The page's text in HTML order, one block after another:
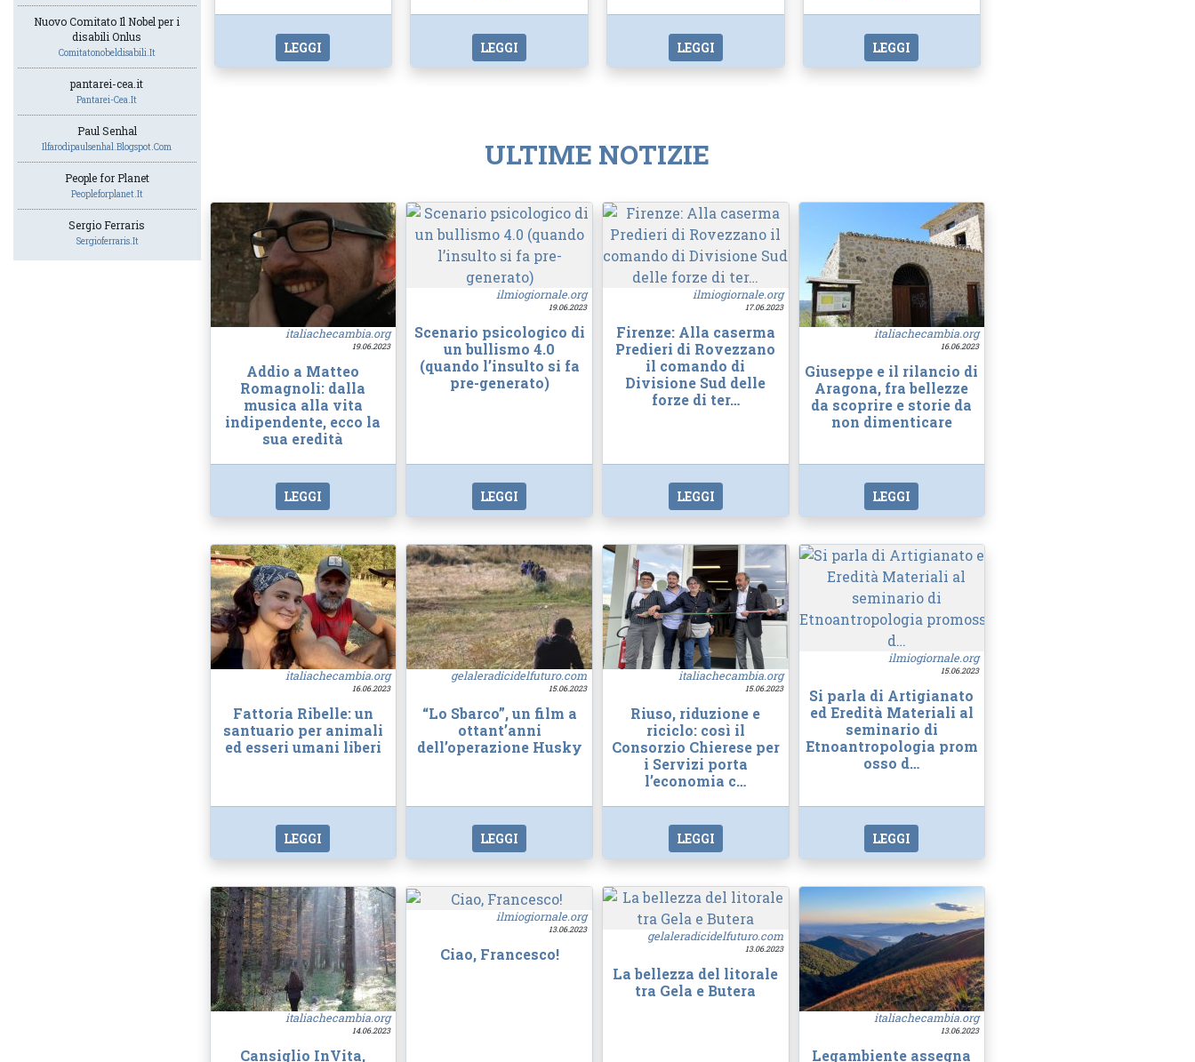
Nuovo Comitato Il Nobel per i
disabili Onlus
Comitatonobeldisabili.it
pantarei-cea.it
Pantarei-Cea.it
Paul Senhal
Ilfarodipaulsenhal.blogspot.com
People for Planet
Peopleforplanet.it
Sergio Ferraris
Sergioferraris.it
LEGGI LEGGI LEGGI LEGGI
ULTIME NOTIZIE
italiachecambia.org
19.06.2023
Addio a Matteo
Romagnoli: dalla
musica alla vita
indipendente, ecco la
sua eredità
LEGGI
ilmiogiornale.org
19.06.2023
Scenario psicologico di
un bullismo 4.0
(quando l’insulto si fa
pre-generato)
LEGGI
ilmiogiornale.org
17.06.2023
Firenze: Alla caserma
Predieri di Rovezzano
il comando di
Divisione Sud delle
forze di ter…
LEGGI
italiachecambia.org
16.06.2023
Giuseppe e il rilancio di
Aragona, fra bellezze
da scoprire e storie da
non dimenticare
LEGGI
italiachecambia.org
16.06.2023
Fattoria Ribelle: un
santuario per animali
ed esseri umani liberi
LEGGI
gelaleradicidelfuturo.com
15.06.2023
“Lo Sbarco”, un film a
ottant’anni
dell’operazione Husky
LEGGI
italiachecambia.org
15.06.2023
Riuso, riduzione e
riciclo: così il
Consorzio Chierese per
i Servizi porta
l’economia c…
LEGGI
ilmiogiornale.org
15.06.2023
Si parla di Artigianato
ed Eredità Materiali al
seminario di
Etnoantropologia prom
osso d…
LEGGI
italiachecambia.org
14.06.2023
Cansiglio InVita,
ilmiogiornale.org
13.06.2023
Ciao, Francesco!
gelaleradicidelfuturo.com
13.06.2023
La bellezza del litorale
tra Gela e Butera
italiachecambia.org
13.06.2023
Legambiente assegna